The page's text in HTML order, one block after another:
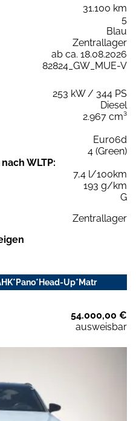
31.100 km
5
Blau
Zentrallager
ab ca. 18.08.2026
82824_GW_MUE-V
253 kW / 344 PS
Diesel
2.967 cm³
Euro6d
4 (Green)
WLTP:
7,4 l/100km
193 g/km
G
Zentrallager
Up*Matr
54.000,00 €
ausweisbar